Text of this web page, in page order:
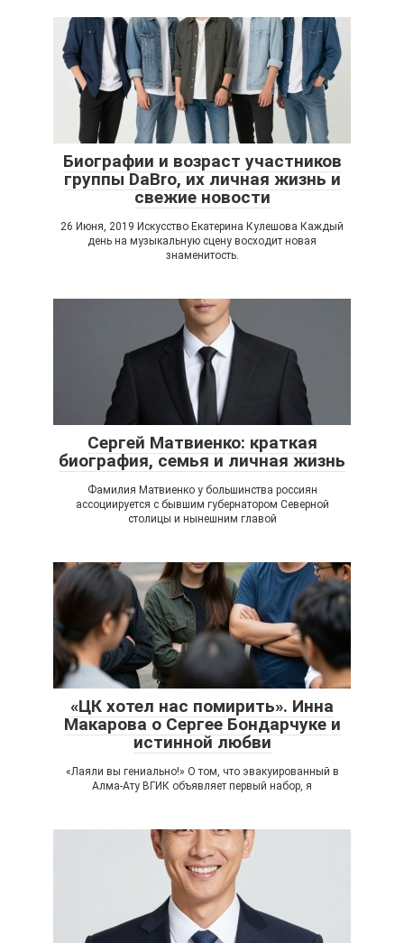
Биографии и возраст участников
группы DaBro, их личная жизнь и
свежие новости
26 Июня, 2019 Искусство Екатерина Кулешова Каждый
день на музыкальную сцену восходит новая
знаменитость.
Сергей Матвиенко: краткая
биография, семья и личная жизнь
Фамилия Матвиенко у большинства россиян
ассоциируется с бывшим губернатором Северной
столицы и нынешним главой
«ЦК хотел нас помирить». Инна
Макарова о Сергее Бондарчуке и
истинной любви
«Лаяли вы гениально!» О том, что эвакуированный в
Алма-Ату ВГИК объявляет первый набор, я